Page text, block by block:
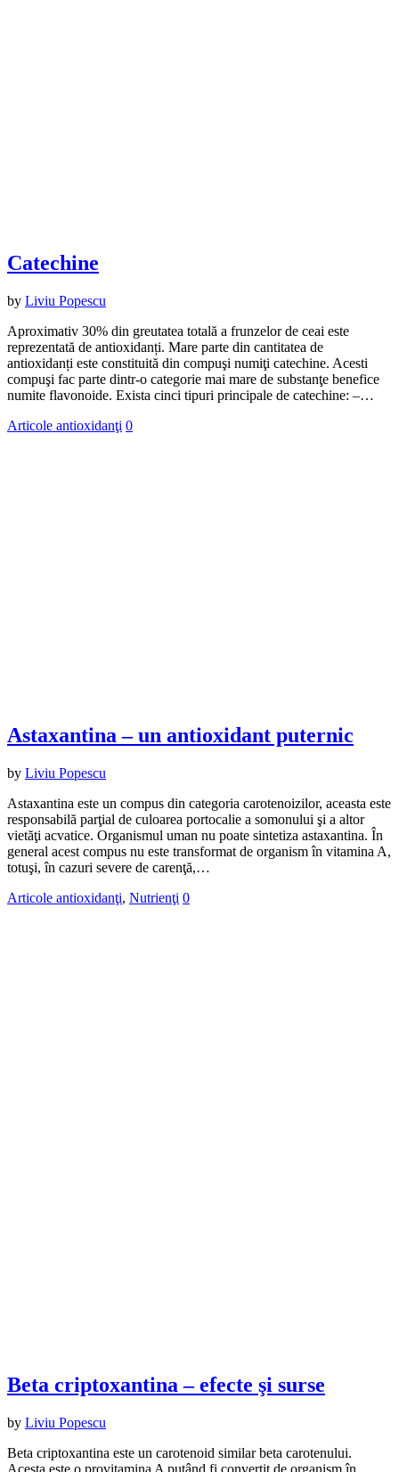
Catechine
by Liviu Popescu
Aproximativ 30% din greutatea totală a frunzelor de ceai este
reprezentată de antioxidanți. Mare parte din cantitatea de
antioxidanți este constituită din compuşi numiţi catechine. Acesti
compuşi fac parte dintr-o categorie mai mare de substanţe benefice
numite flavonoide. Exista cinci tipuri principale de catechine: –…
Articole antioxidanţi 0
Astaxantina – un antioxidant puternic
by Liviu Popescu
Astaxantina este un compus din categoria carotenoizilor, aceasta este
responsabilă parţial de culoarea portocalie a somonului şi a altor
vietăţi acvatice. Organismul uman nu poate sintetiza astaxantina. În
general acest compus nu este transformat de organism în vitamina A,
totuşi, în cazuri severe de carenţă,…
Articole antioxidanţi, Nutrienţi 0
Beta criptoxantina – efecte şi surse
by Liviu Popescu
Beta criptoxantina este un carotenoid similar beta carotenului.
Acesta este o provitamina A putând fi convertit de organism în